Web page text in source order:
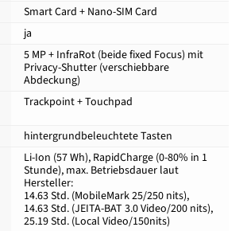
Smart Card + Nano-SIM Card
ja
5 MP + InfraRot (beide fixed Focus) mit
Privacy-Shutter (verschiebbare
Abdeckung)
Trackpoint + Touchpad
hintergrundbeleuchtete Tasten
Li-Ion (57 Wh), RapidCharge (0-80% in 1
Stunde), max. Betriebsdauer laut
Hersteller:
14.63 Std. (MobileMark 25/250 nits),
14.63 Std. (JEITA-BAT 3.0 Video/200 nits),
25.19 Std. (Local Video/150nits)